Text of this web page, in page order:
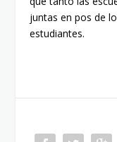
juntas en pos de
estudiantes.